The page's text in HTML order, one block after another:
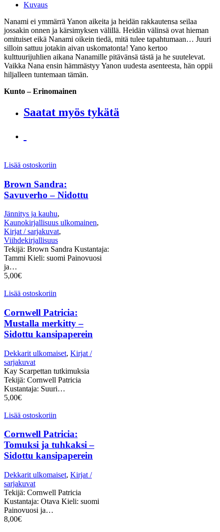
Kuvaus
Nanami ei ymmärrä Yanon aikeita ja heidän rakkautensa seilaa
jossakin onnen ja kärsimyksen välillä. Heidän välinsä ovat hieman
omituiset eikä Nanami oikein tiedä, mitä tulee tapahtumaan… Juuri
silloin sattuu jotakin aivan uskomatonta! Yano kertoo
kulttuurijuhlien aikana Nanamille pitävänsä tästä ja he suutelevat.
Vaikka Nana ensin hämmästyy Yanon uudesta asenteesta, hän oppii
hiljalleen tuntemaan tämän.
Kunto – Erinomainen
Saatat myös tykätä
Lisää ostoskoriin
Brown Sandra:
Savuverho – Nidottu
Jännitys ja kauhu,
Kaunokirjallisuus ulkomainen,
Kirjat / sarjakuvat,
Viihdekirjallisuus
Tekijä: Brown Sandra Kustantaja:
Tammi Kieli: suomi Painovuosi
ja…
5,00€
Lisää ostoskoriin
Cornwell Patricia:
Mustalla merkitty –
Sidottu kansipaperein
Dekkarit ulkomaiset, Kirjat /
sarjakuvat
Kay Scarpettan tutkimuksia
Tekijä: Cornwell Patricia
Kustantaja: Suuri…
5,00€
Lisää ostoskoriin
Cornwell Patricia:
Tomuksi ja tuhkaksi –
Sidottu kansipaperein
Dekkarit ulkomaiset, Kirjat /
sarjakuvat
Tekijä: Cornwell Patricia
Kustantaja: Otava Kieli: suomi
Painovuosi ja…
8,00€